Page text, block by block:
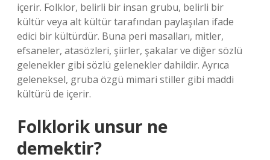
içerir. Folklor, belirli bir insan grubu, belirli bir
kültür veya alt kültür tarafından paylaşılan ifade
edici bir kültürdür. Buna peri masalları, mitler,
efsaneler, atasözleri, şiirler, şakalar ve diğer sözlü
gelenekler gibi sözlü gelenekler dahildir. Ayrıca
geleneksel, gruba özgü mimari stiller gibi maddi
kültürü de içerir.
Folklorik unsur ne
demektir?